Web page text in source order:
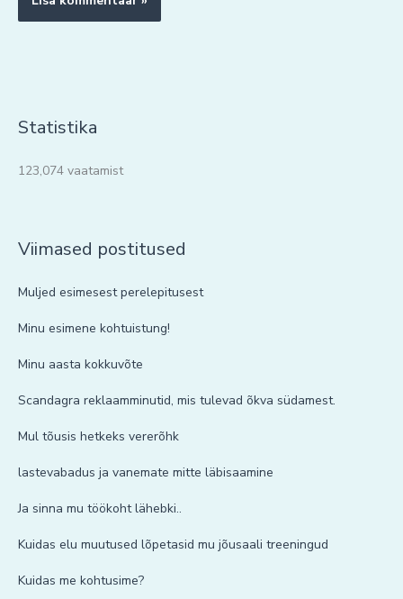
Statistika
123,074 vaatamist
Viimased postitused
Muljed esimesest perelepitusest
Minu esimene kohtuistung!
Minu aasta kokkuvõte
Scandagra reklaamminutid, mis tulevad õkva südamest.
Mul tõusis hetkeks vererõhk
lastevabadus ja vanemate mitte läbisaamine
Ja sinna mu töökoht lähebki..
Kuidas elu muutused lõpetasid mu jõusaali treeningud
Kuidas me kohtusime?